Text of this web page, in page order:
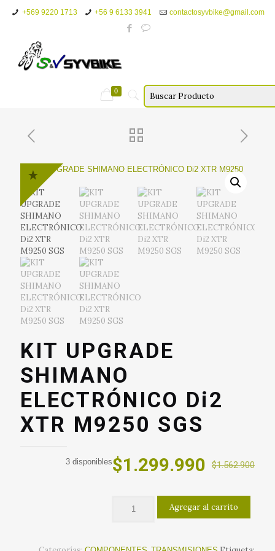
+569 9220 1713 +56 9 6133 3941 contactosyvbike@gmail.com
0
KIT UPGRADE
SHIMANO
ELECTRÓNICO Di2
XTR M9250 SGS
$1.562.900
El
original
$1.299.990 El
actual
es:
3 disponibles
Agregar al carrito